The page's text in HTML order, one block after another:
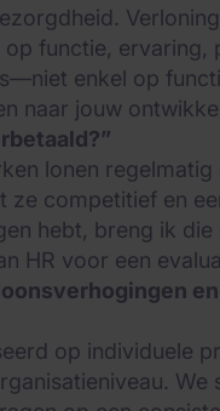
op functie, ervaring,
enkel op
naar jouw
lonen regelmatig
ze competitief en
hebt, breng ik die
HR voor een
op individuele
We